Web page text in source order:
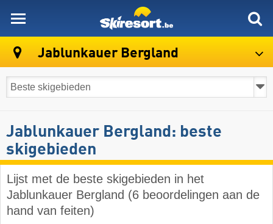
Jablunkauer Bergland
Jablunkauer Bergland: beste
skigebieden
Lijst met de beste skigebieden in het
Jablunkauer Bergland (6 beoordelingen aan de
hand van feiten)